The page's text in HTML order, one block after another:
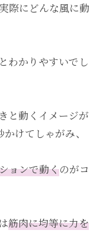
際にどんな風に動
わかりやすいでし
と動くイメージが
けてしゃがみ、
ョンで動くのがコ
筋肉に均等に力を